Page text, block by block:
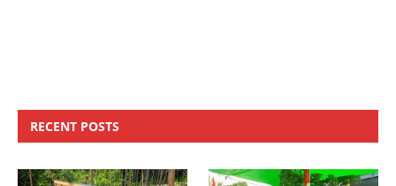
RECENT POSTS